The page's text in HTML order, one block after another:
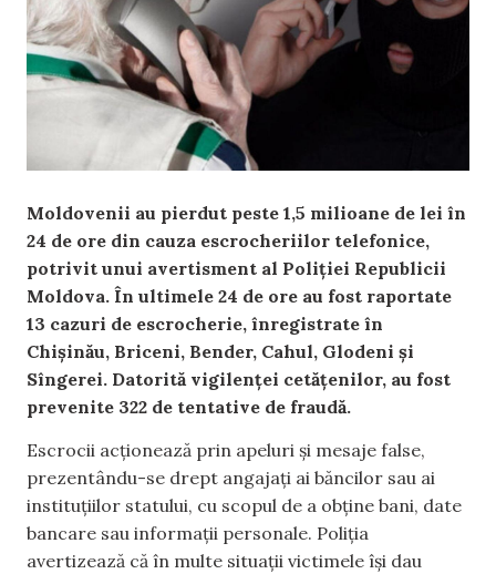
Moldovenii au pierdut peste 1,5 milioane de lei în
24 de ore din cauza escrocheriilor telefonice,
potrivit unui avertisment al Poliției Republicii
Moldova. În ultimele 24 de ore au fost raportate
13 cazuri de escrocherie, înregistrate în
Chișinău, Briceni, Bender, Cahul, Glodeni și
Sîngerei. Datorită vigilenței cetățenilor, au fost
prevenite 322 de tentative de fraudă.
Escrocii acționează prin apeluri și mesaje false,
prezentându-se drept angajați ai băncilor sau ai
instituțiilor statului, cu scopul de a obține bani, date
bancare sau informații personale. Poliția
avertizează că în multe situații victimele își dau